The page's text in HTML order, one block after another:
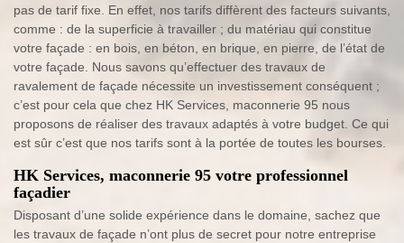
pas de tarif fixe. En effet, nos tarifs diffèrent des facteurs suivants,
comme : de la superficie à travailler ; du matériau qui constitue
votre façade : en bois, en béton, en brique, en pierre, de l’état de
votre façade. Nous savons qu’effectuer des travaux de
ravalement de façade nécessite un investissement conséquent ;
c’est pour cela que chez HK Services, maconnerie 95 nous
proposons de réaliser des travaux adaptés à votre budget. Ce qui
est sûr c’est que nos tarifs sont à la portée de toutes les bourses.
HK Services, maconnerie 95 votre professionnel
façadier
Disposant d’une solide expérience dans le domaine, sachez que
les travaux de façade n’ont plus de secret pour notre entreprise